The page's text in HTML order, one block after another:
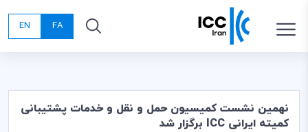
FA
EN
نهمین نشست کمیسیون حمل و نقل و خدمات پشتیبانی
کمیته ایرانی ICC برگزار شد